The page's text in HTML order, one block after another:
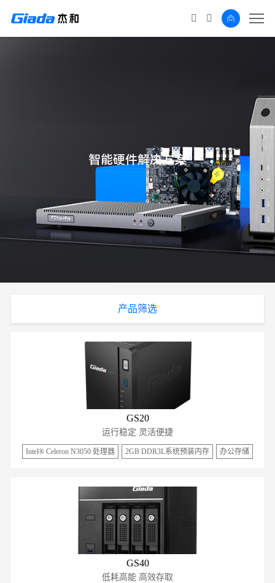
智能硬件解决方案
产品筛选
GS20
运行稳定 灵活便捷
Intel® Celeron N3050 处理器 2GB DDR3L系统预装内存 办公存储
GS40
低耗高能 高效存取